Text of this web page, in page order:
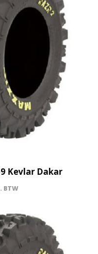
Kevlar Dakar
BTW